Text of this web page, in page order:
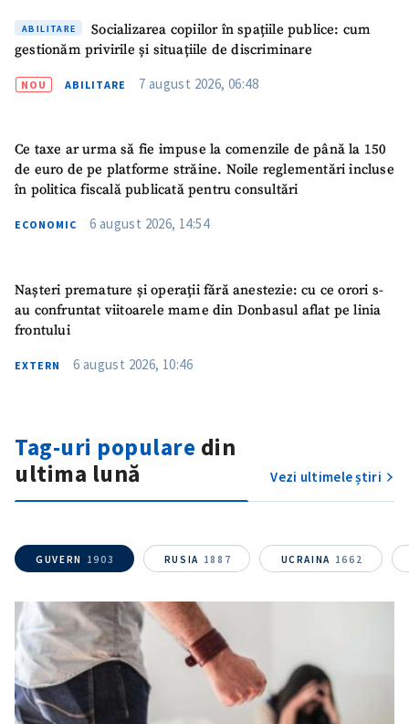
ABILITARE
Socializarea copiilor în spațiile publice: cum
gestionăm privirile și situațiile de discriminare
NOU ABILITARE 7 august 2026, 06:48
Ce taxe ar urma să fie impuse la comenzile de până la 150
de euro de pe platforme străine. Noile reglementări incluse
în politica fiscală publicată pentru consultări
ECONOMIC 6 august 2026, 14:54
Nașteri premature și operații fără anestezie: cu ce orori s-
au confruntat viitoarele mame din Donbasul aflat pe linia
frontului
EXTERN 6 august 2026, 10:46
Tag-uri populare din
ultima lună
Vezi ultimele știri
GUVERN 1903 RUSIA 1887 UCRAINA 1662